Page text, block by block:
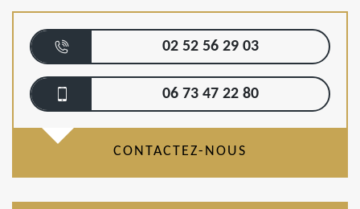
02 52 56 29 03
06 73 47 22 80
CONTACTEZ-NOUS